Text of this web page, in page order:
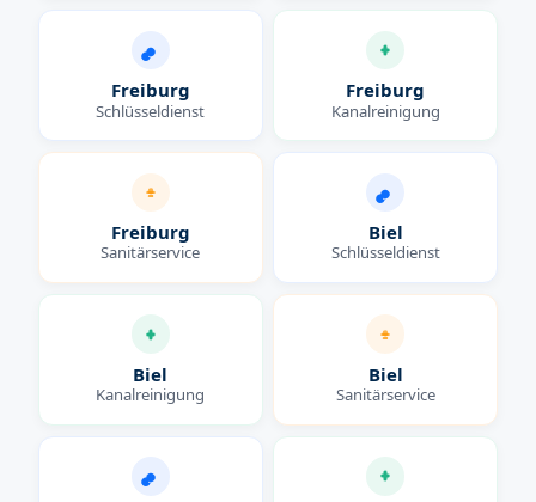
Freiburg
Schlüsseldienst
Freiburg
Kanalreinigung
Freiburg
Sanitärservice
Biel
Schlüsseldienst
Biel
Kanalreinigung
Biel
Sanitärservice